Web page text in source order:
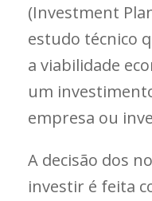
(Investment
estudo técnico
a viabilidade
um
empresa ou
A decisão dos
investir é feita